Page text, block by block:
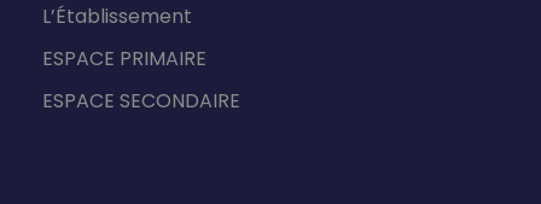
L’Établissement
ESPACE PRIMAIRE
ESPACE SECONDAIRE